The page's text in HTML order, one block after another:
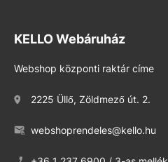
KELLO Webáruház
Webshop központi raktár címe
2225 Üllő, Zöldmező út. 2.
webshoprendeles@kello.hu